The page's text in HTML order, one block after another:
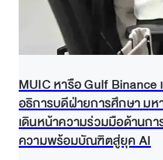
MUIC หารือ Gulf Binance
อธิการบดีฝ่ายการศึกษา ม
เดินหน้าความร่วมมือด้านก
ความพร้อมบัณฑิตสู่ยุค AI